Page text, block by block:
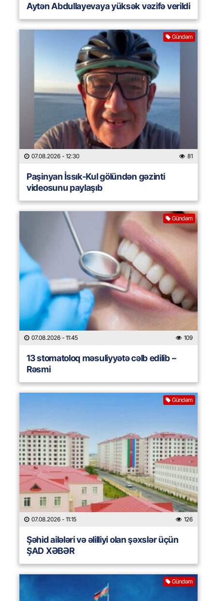
Aytən Abdullayevaya yüksək vəzifə verildi
Gündəm
07.08.2026 - 12:30 81
Paşinyan İssık-Kul gölündən gəzinti
videosunu paylaşıb
Gündəm
07.08.2026 - 11:45 109
13 stomatoloq məsuliyyətə cəlb edilib –
Rəsmi
Gündəm
07.08.2026 - 11:15 126
Şəhid ailələri və əlilliyi olan şəxslər üçün
ŞAD XƏBƏR
Gündəm